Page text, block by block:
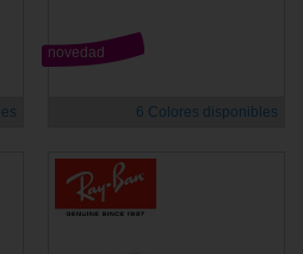
novedad
6 Colores disponibles